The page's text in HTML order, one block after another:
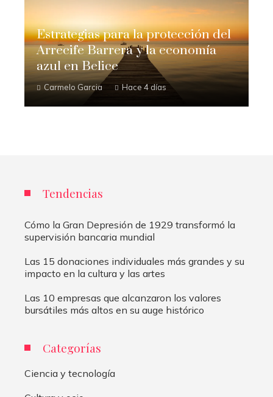
Estrategias para la protección del
Arrecife Barrera y la economía
azul en Belice
Carmelo Garcia Hace 4 días
Tendencias
Cómo la Gran Depresión de 1929 transformó la
supervisión bancaria mundial
Las 15 donaciones individuales más grandes y su
impacto en la cultura y las artes
Las 10 empresas que alcanzaron los valores
bursátiles más altos en su auge histórico
Categorías
Ciencia y tecnología